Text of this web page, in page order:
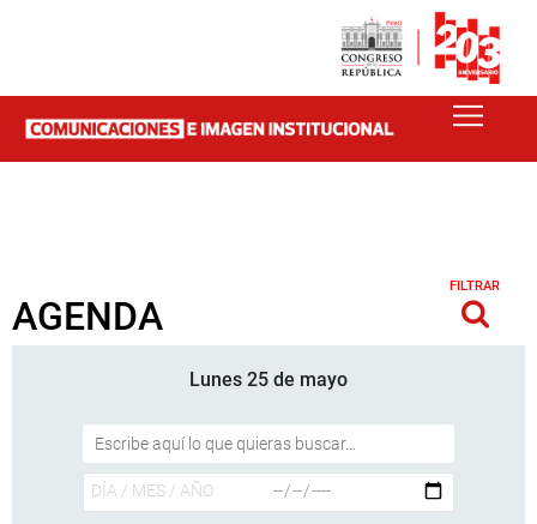
AGENDA
FILTRAR
Lunes 25 de mayo